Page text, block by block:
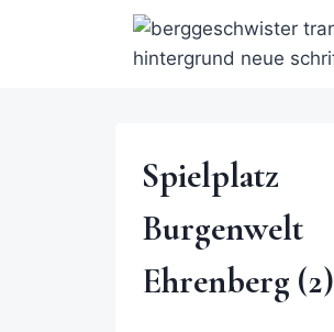
Spielplatz
Burgenwelt
Ehrenberg (2)